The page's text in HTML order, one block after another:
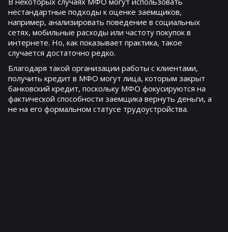
нестандартные подходы к оценке заемщиков,
например, анализировать поведение в социальных
сетях, мобильные расходы или частоту покупок в
интернете. Но, как показывает практика, такое
случается достаточно редко.
Благодаря такой организации работы с клиентами,
получить кредит в МФО могут лица, которым закрыт
банковский кредит, поскольку МФО фокусируются на
фактической способности заемщика вернуть деньги, а
не на его формальном статусе трудоустройства.